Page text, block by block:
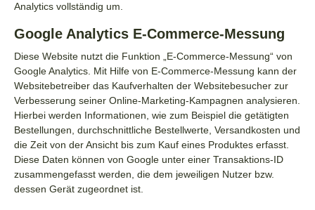
Analytics vollständig um.
Google Analytics E-Commerce-Messung
Diese Website nutzt die Funktion „E-Commerce-Messung“ von
Google Analytics. Mit Hilfe von E-Commerce-Messung kann der
Websitebetreiber das Kaufverhalten der Websitebesucher zur
Verbesserung seiner Online-Marketing-Kampagnen analysieren.
Hierbei werden Informationen, wie zum Beispiel die getätigten
Bestellungen, durchschnittliche Bestellwerte, Versandkosten und
die Zeit von der Ansicht bis zum Kauf eines Produktes erfasst.
Diese Daten können von Google unter einer Transaktions-ID
zusammengefasst werden, die dem jeweiligen Nutzer bzw.
dessen Gerät zugeordnet ist.